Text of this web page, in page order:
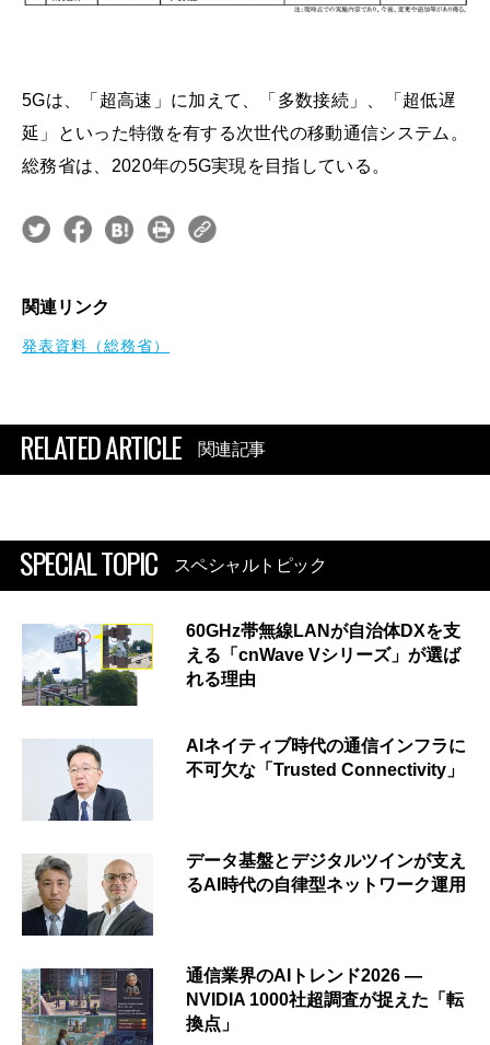
5Gは、「超高速」に加えて、「多数接続」、「超低遅
延」といった特徴を有する次世代の移動通信システム。
総務省は、2020年の5G実現を目指している。
関連リンク
発表資料（総務省）
RELATED ARTICLE 関連記事
SPECIAL TOPIC スペシャルトピック
60GHz帯無線LANが自治体DXを支
える「cnWave Vシリーズ」が選ば
れる理由
AIネイティブ時代の通信インフラに
不可欠な「Trusted Connectivity」
データ基盤とデジタルツインが支え
るAI時代の自律型ネットワーク運用
通信業界のAIトレンド2026 ―
NVIDIA 1000社超調査が捉えた「転
換点」